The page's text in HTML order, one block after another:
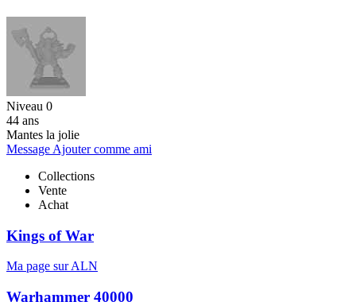
Niveau 0
44 ans
Mantes la jolie
Message Ajouter comme ami
Collections
Vente
Achat
Kings of War
Ma page sur ALN
Warhammer 40000